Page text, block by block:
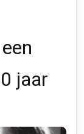
jaar